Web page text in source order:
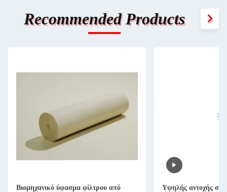
Recommended Products
Βιομηχανικό ύφασμα φίλτρου από
Υψηλής αντοχής σε